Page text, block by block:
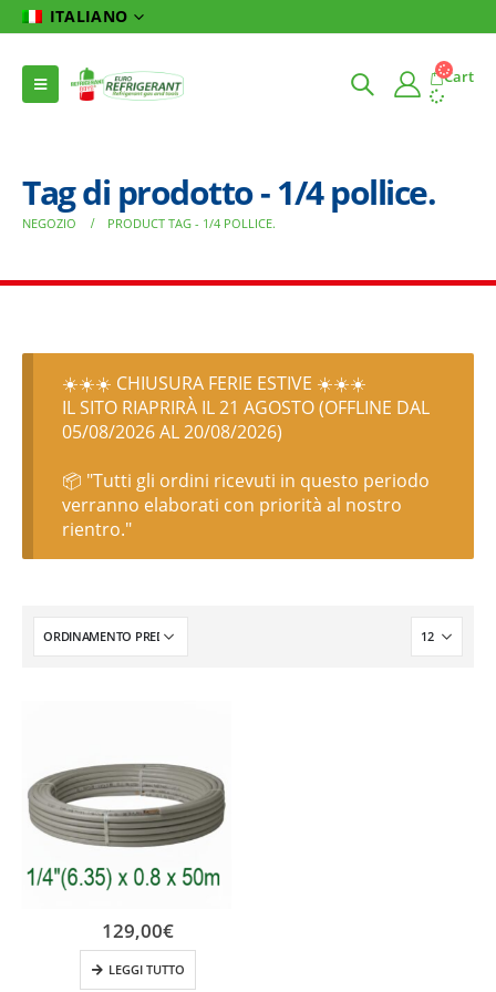
ITALIANO
Cart
Tag di prodotto - 1/4 pollice.
NEGOZIO PRODUCT TAG - 1/4 POLLICE.
☀️☀️☀️ CHIUSURA FERIE ESTIVE ☀️☀️☀️
IL SITO RIAPRIRÀ IL 21 AGOSTO (OFFLINE DAL
05/08/2026 AL 20/08/2026)
📦 "Tutti gli ordini ricevuti in questo periodo
verranno elaborati con priorità al nostro
rientro."
129,00€
LEGGI TUTTO